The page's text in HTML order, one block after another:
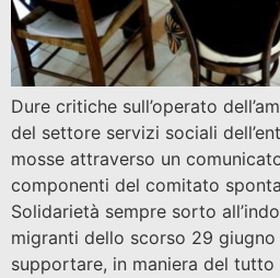
Dure critiche sull’operato
del settore servizi sociali
mosse attraverso un
componenti del comitato
Solidarietà sempre sorto
migranti dello scorso 29
supportare, in maniera del tutto